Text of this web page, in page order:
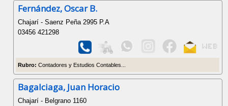
Fernández, Oscar B.
Chajarí - Saenz Peña 2995 P.A
03456 421298
Rubro: Contadores y Estudios Contables...
Bagalciaga, Juan Horacio
Chajarí - Belgrano 1160